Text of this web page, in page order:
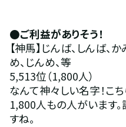
●ご利益がありそう！
【神馬】じんば、しんば、
め、じんめ、等
5,513位（1,800人）
なんて神々しい名字！こ
1,800人もの人がいます
すね。